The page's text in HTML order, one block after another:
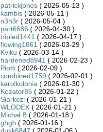
patrickjones( 2026-05-13 )
kambis( 2026-05-11 )
n3h3r( 2026-05-04 )
part6686 ( 2026-04-30 )
tripled1441 ( 2026-04-17 )
flowing1861 ( 2026-03-29 )
Kviku ( 2026-03-14 )
hardened8941 ( 2026-02-23 )
Piotti( 2026-02-09 )
combined1759 ( 2026-02-01 )
karolkolonia ( 2026-01-30 )
Kozator85( 2026-01-22 )
Siarkozi( 2026-01-21 )
WLODEK( 2026-01-21 )
Michał B( 2026-01-18 )
ghgh ( 2026-01-16 )
dusk6847 ( 2026-01-06 )